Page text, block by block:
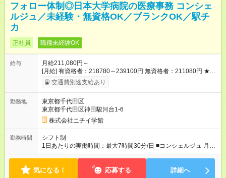
フォロー体制◎日本大学病院の医療事務 コンシェ
ルジュ／未経験・無資格OK／ブランクOK／駅チ
カ
正社員 職種未経験OK
給与
月給211,080円～
[月給] 有資格者：218780～239100円 無資格者：211080円 ★賞
与あり 年2回（業績による 初年度1回） ★キャリアアップ制度
あり 進級により給与がアップします！ 【試用期間】試用期間あ
す。
交通費別途支給あり
勤務地
東京都千代田区
東京都千代田区神田駿河台1-6
株式会社ニチイ学館
勤務時間
シフト制
1日あたりの実働時間：最大7時間30分/日 ■コンシェルジュ 月～
金 7:40～16:10（休憩60分） 8:20～16:50（休憩60分） 8:40～
13:50（休憩なし） 8:40～14:10（休憩なし） ※上記時間帯や曜
気になる！ 応募する 詳細へ